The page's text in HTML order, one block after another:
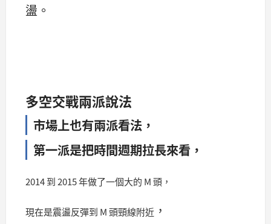
盪。
多空交戰兩派說法
市場上也有兩派看法，
第一派是把時間週期拉長來看，
2014 到 2015 年做了一個大的 M 頭，
現在是震盪反彈到 M 頭頸線附近 ，